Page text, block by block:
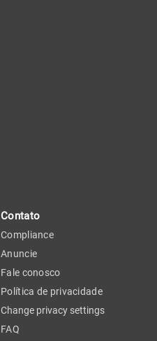
Contato
Compliance
Anuncie
Fale conosco
Política de privacidade
Change privacy settings
FAQ